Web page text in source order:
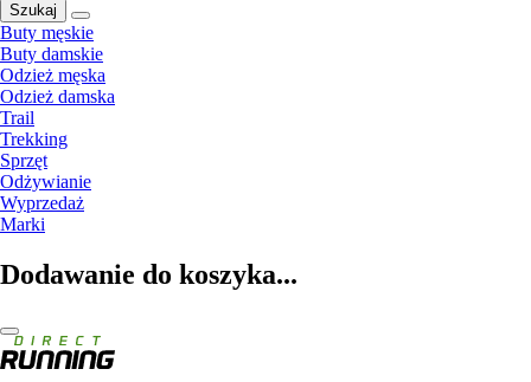
Szukaj
Buty męskie
Buty damskie
Odzież męska
Odzież damska
Trail
Trekking
Sprzęt
Odżywianie
Wyprzedaż
Marki
Dodawanie do koszyka...